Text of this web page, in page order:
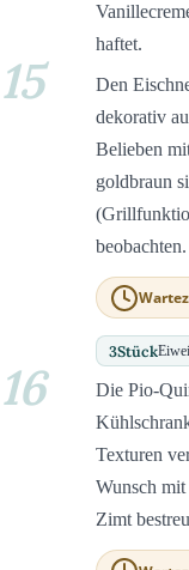
haftet.
15
Den
dekorativ
Belieben
goldbraun
beobachten.
3Stück
16
Die Pio-
Texturen
Wunsch mit
Zimt